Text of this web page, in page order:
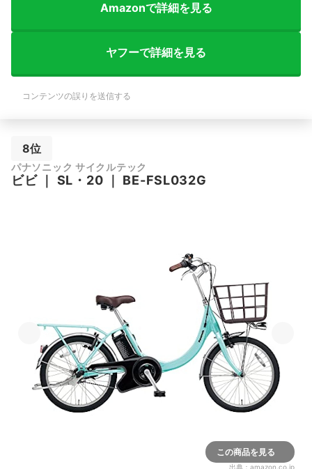
Amazonで詳細を見る
ヤフーで詳細を見る
コンテンツの誤りを送信する
8位
パナソニック サイクルテック
ビビ｜ SL・20 ｜ BE-FSL032G
この商品を見る
出典： amazon.co.jp